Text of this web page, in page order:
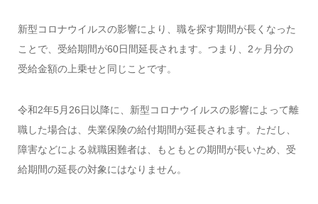
新型コロナウイルスの影響により、職を探す期間が長くなった
ことで、受給期間が60日間延長されます。つまり、2ヶ月分の
受給金額の上乗せと同じことです。
令和2年5月26日以降に、新型コロナウイルスの影響によって離
職した場合は、失業保険の給付期間が延長されます。ただし、
障害などによる就職困難者は、もともとの期間が長いため、受
給期間の延長の対象にはなりません。